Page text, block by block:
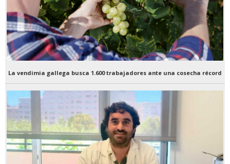
La vendimia gallega busca 1.600 trabajadores ante una cosecha récord